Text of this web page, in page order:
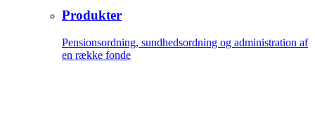
Produkter
Pensionsordning, sundhedsordning og administration af
en række fonde